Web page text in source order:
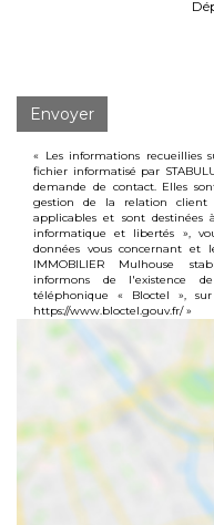
Envoyer
« Les informations recueillies
fichier informatisé par
demande de contact. Elles
gestion de la relation client
applicables et sont
informatique et libertés »,
données vous concernant et
IMMOBILIER Mulhouse
informons de l'existence
téléphonique « Bloctel »,
https://www.bloctel.gouv.fr/»